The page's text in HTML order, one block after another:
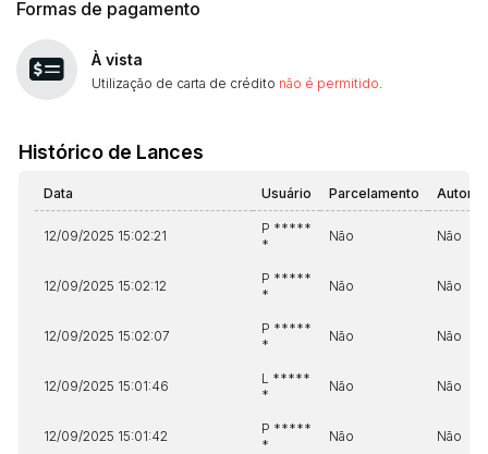
Formas de pagamento
À vista
Utilização de carta de crédito não é permitido
Histórico de Lances
Data Usuário Parcelamento
12/09/2025 15:02:21
P *****
*
Não Não
12/09/2025 15:02:12
P *****
*
Não Não
12/09/2025 15:02:07
P *****
*
Não Não
12/09/2025 15:01:46
L *****
*
Não Não
12/09/2025 15:01:42
P *****
*
Não Não
Envie sua Proposta
(Art. 895, CPC)
Data Usuário
14/04/2025 18:43:11
TIAGOFELIPE R$ 1,00
Clique aqui para fazer login
Habilite-se para efetuar lances ou
propostas